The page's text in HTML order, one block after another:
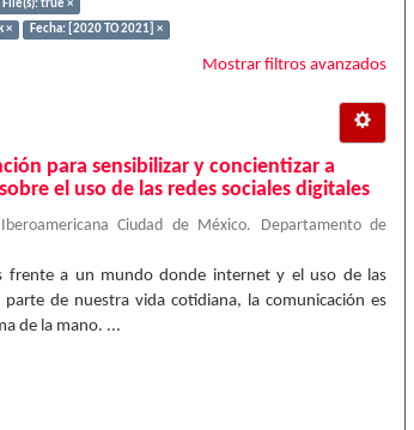
File(s): true ×
× Fecha: [2020 TO 2021] ×
Mostrar filtros avanzados
para sensibilizar y concientizar a
el uso de las redes sociales digitales
Iberoamericana Ciudad de México. Departamento de
frente a un mundo donde internet y el uso de las
parte de nuestra vida cotidiana, la comunicación es
de la mano. ...